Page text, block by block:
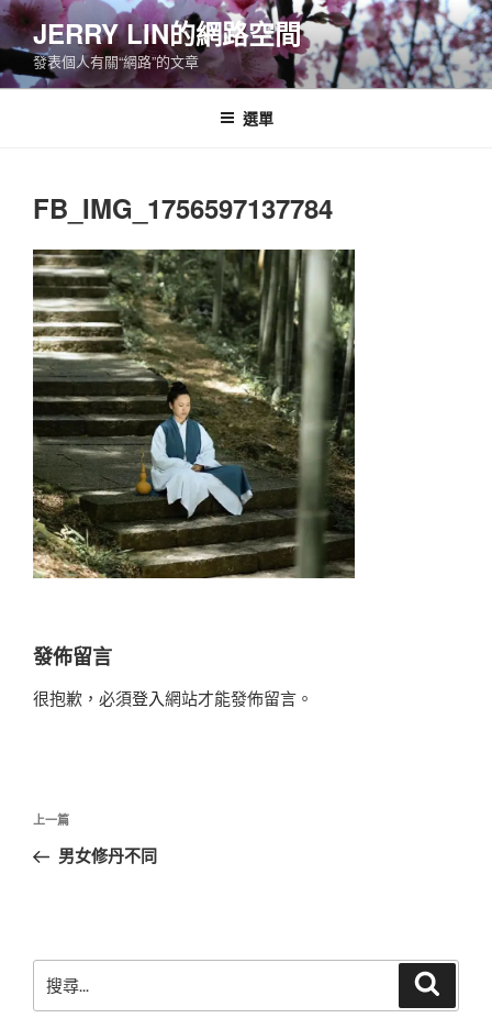
跳
至
主
要
JERRY LIN的網路空間
發表個人有關“網路”的文章
選單
FB_IMG_1756597137784
發佈留言
很抱歉，必須登入網站才能發佈留言。
文
導
上
一
上一篇
男女修丹不同
尋